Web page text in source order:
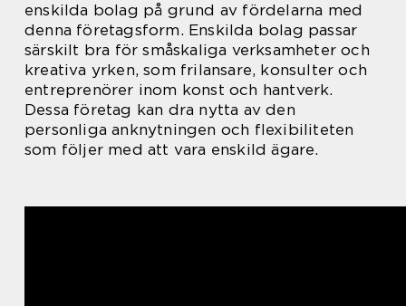
enskilda bolag på grund av fördelarna med
denna företagsform. Enskilda bolag passar
särskilt bra för småskaliga verksamheter och
kreativa yrken, som frilansare, konsulter och
entreprenörer inom konst och hantverk.
Dessa företag kan dra nytta av den
personliga anknytningen och flexibiliteten
som följer med att vara enskild ägare.